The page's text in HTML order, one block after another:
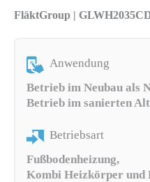
FläktGroup |
Anwendung
Betrieb im Neubau als
Betrieb im sanierten
Betriebsart
Fußbodenheizung,
Kombi Heizkörper und